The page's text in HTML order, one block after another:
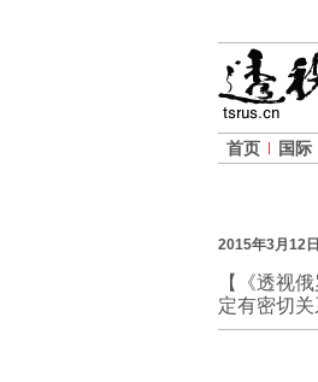
首页 国际
2015年3月12日
【《透视
定有密切